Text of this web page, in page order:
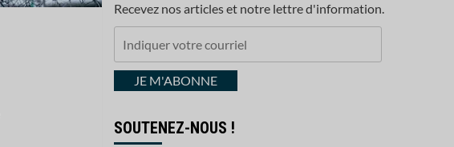
Recevez nos articles et notre lettre d'information.
courrielJE M'ABONNE
SOUTENEZ-NOUS !